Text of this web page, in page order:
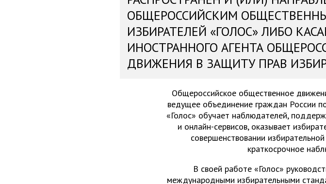
ОБЩЕРОССИЙСКИМ
ИЗБИРАТЕЛЕЙ «ГОЛОС» ЛИБО
ИНОСТРАННОГО АГЕНТА
ДВИЖЕНИЯ В ЗАЩИТУ ПРАВ
Общероссийское общественное
ведущее объединение граждан России
«Голос» обучает наблюдателей,
и онлайн-сервисов, оказывает
совершенствовании
краткосрочное
В своей работе «Голос»
международными избирательными